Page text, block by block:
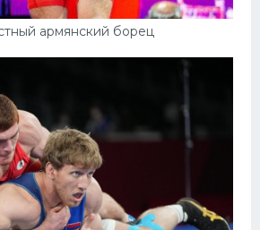
армянский борец